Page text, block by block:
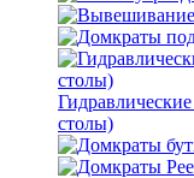
столы)